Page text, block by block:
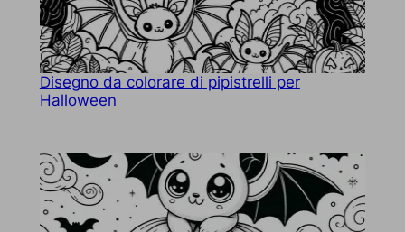
Disegno da colorare di pipistrelli per
Halloween